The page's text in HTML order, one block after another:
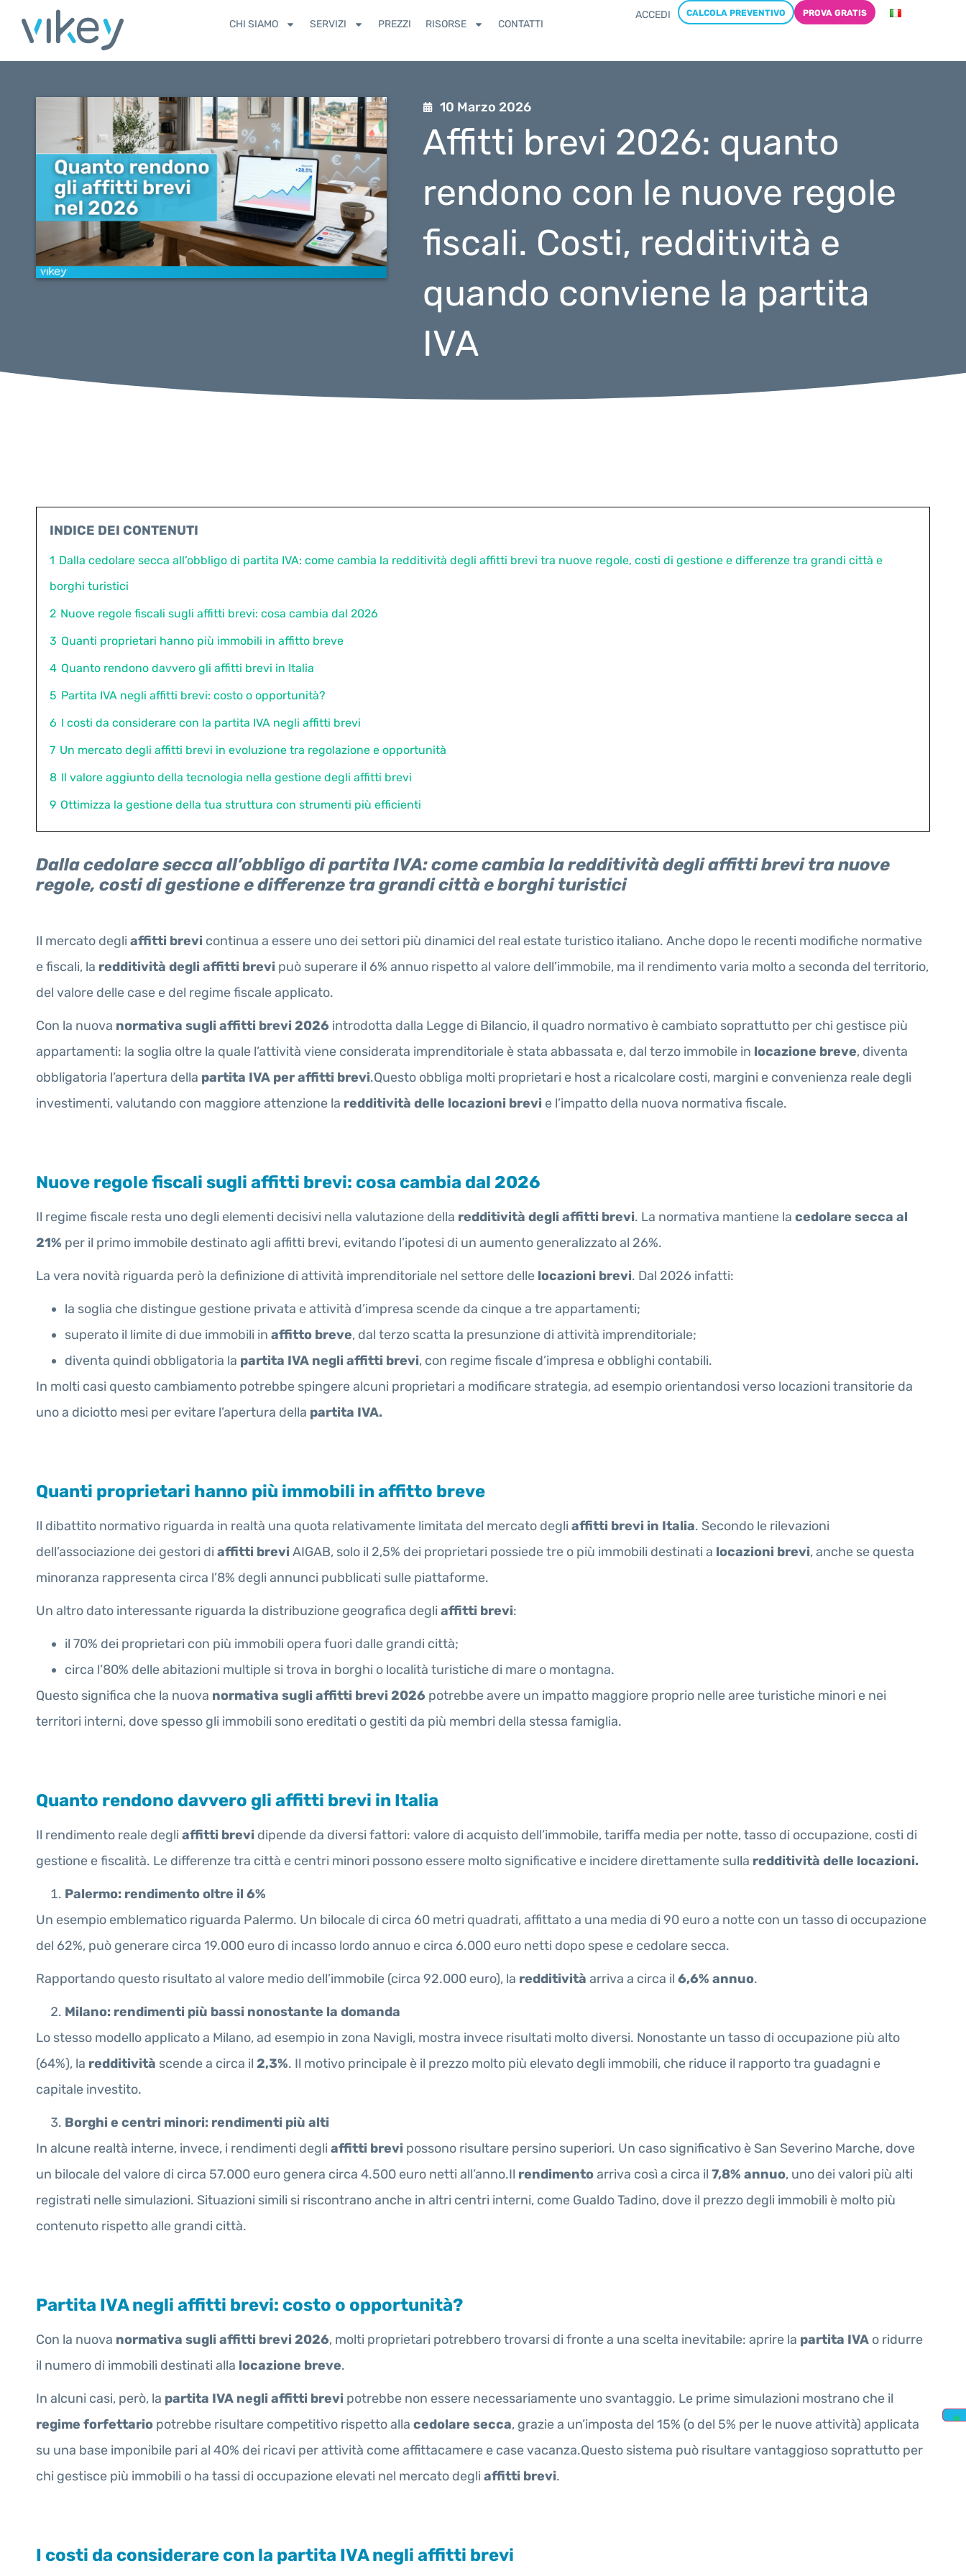
CHI SIAMO SERVIZI PREZZI RISORSE CONTATTI
ACCEDI CALCOLA PREVENTIVO PROVA GRATIS
10 Marzo 2026
Affitti brevi 2026: quanto
rendono con le nuove regole
fiscali. Costi, redditività e
quando conviene la partita
IVA
INDICE DEI CONTENUTI
1 Dalla cedolare secca all’obbligo di partita IVA: come cambia la redditività degli affitti brevi tra nuove regole, costi di gestione e differenze tra grandi città e
borghi turistici
2 Nuove regole fiscali sugli affitti brevi: cosa cambia dal 2026
3 Quanti proprietari hanno più immobili in affitto breve
4 Quanto rendono davvero gli affitti brevi in Italia
5 Partita IVA negli affitti brevi: costo o opportunità?
6 I costi da considerare con la partita IVA negli affitti brevi
7 Un mercato degli affitti brevi in evoluzione tra regolazione e opportunità
8 Il valore aggiunto della tecnologia nella gestione degli affitti brevi
9 Ottimizza la gestione della tua struttura con strumenti più efficienti
Dalla cedolare secca all’obbligo di partita IVA: come cambia la redditività degli affitti brevi tra nuove
regole, costi di gestione e differenze tra grandi città e borghi turistici
Il mercato degli affitti brevi continua a essere uno dei settori più dinamici del real estate turistico italiano. Anche dopo le recenti modifiche normative
e fiscali, la redditività degli affitti brevi può superare il 6% annuo rispetto al valore dell’immobile, ma il rendimento varia molto a seconda del territorio,
del valore delle case e del regime fiscale applicato.
Con la nuova normativa sugli affitti brevi 2026 introdotta dalla Legge di Bilancio, il quadro normativo è cambiato soprattutto per chi gestisce più
appartamenti: la soglia oltre la quale l’attività viene considerata imprenditoriale è stata abbassata e, dal terzo immobile in locazione breve, diventa
obbligatoria l’apertura della partita IVA per affitti brevi.Questo obbliga molti proprietari e host a ricalcolare costi, margini e convenienza reale degli
investimenti, valutando con maggiore attenzione la redditività delle locazioni brevi e l’impatto della nuova normativa fiscale.
Nuove regole fiscali sugli affitti brevi: cosa cambia dal 2026
Il regime fiscale resta uno degli elementi decisivi nella valutazione della redditività degli affitti brevi. La normativa mantiene la cedolare secca al
21% per il primo immobile destinato agli affitti brevi, evitando l’ipotesi di un aumento generalizzato al 26%.
La vera novità riguarda però la definizione di attività imprenditoriale nel settore delle locazioni brevi. Dal 2026 infatti:
la soglia che distingue gestione privata e attività d’impresa scende da cinque a tre appartamenti;
superato il limite di due immobili in affitto breve, dal terzo scatta la presunzione di attività imprenditoriale;
diventa quindi obbligatoria la partita IVA negli affitti brevi, con regime fiscale d’impresa e obblighi contabili.
In molti casi questo cambiamento potrebbe spingere alcuni proprietari a modificare strategia, ad esempio orientandosi verso locazioni transitorie da
uno a diciotto mesi per evitare l’apertura della partita IVA.
Quanti proprietari hanno più immobili in affitto breve
Il dibattito normativo riguarda in realtà una quota relativamente limitata del mercato degli affitti brevi in Italia. Secondo le rilevazioni
dell’associazione dei gestori di affitti brevi AIGAB, solo il 2,5% dei proprietari possiede tre o più immobili destinati a locazioni brevi, anche se questa
minoranza rappresenta circa l’8% degli annunci pubblicati sulle piattaforme.
Un altro dato interessante riguarda la distribuzione geografica degli affitti brevi:
il 70% dei proprietari con più immobili opera fuori dalle grandi città;
circa l’80% delle abitazioni multiple si trova in borghi o località turistiche di mare o montagna.
Questo significa che la nuova normativa sugli affitti brevi 2026 potrebbe avere un impatto maggiore proprio nelle aree turistiche minori e nei
territori interni, dove spesso gli immobili sono ereditati o gestiti da più membri della stessa famiglia.
Quanto rendono davvero gli affitti brevi in Italia
Il rendimento reale degli affitti brevi dipende da diversi fattori: valore di acquisto dell’immobile, tariffa media per notte, tasso di occupazione, costi di
gestione e fiscalità. Le differenze tra città e centri minori possono essere molto significative e incidere direttamente sulla redditività delle locazioni.
Palermo: rendimento oltre il 6%
Un esempio emblematico riguarda Palermo. Un bilocale di circa 60 metri quadrati, affittato a una media di 90 euro a notte con un tasso di occupazione
del 62%, può generare circa 19.000 euro di incasso lordo annuo e circa 6.000 euro netti dopo spese e cedolare secca.
Rapportando questo risultato al valore medio dell’immobile (circa 92.000 euro), la redditività arriva a circa il 6,6% annuo.
Milano: rendimenti più bassi nonostante la domanda
Lo stesso modello applicato a Milano, ad esempio in zona Navigli, mostra invece risultati molto diversi. Nonostante un tasso di occupazione più alto
(64%), la redditività scende a circa il 2,3%. Il motivo principale è il prezzo molto più elevato degli immobili, che riduce il rapporto tra guadagni e
capitale investito.
Borghi e centri minori: rendimenti più alti
In alcune realtà interne, invece, i rendimenti degli affitti brevi possono risultare persino superiori. Un caso significativo è San Severino Marche, dove
un bilocale del valore di circa 57.000 euro genera circa 4.500 euro netti all’anno.Il rendimentoarriva così a circa il 7,8% annuo, uno dei valori più alti
registrati nelle simulazioni. Situazioni simili si riscontrano anche in altri centri interni, come Gualdo Tadino, dove il prezzo degli immobili è molto più
contenuto rispetto alle grandi città.
Partita IVA negli affitti brevi: costo o opportunità?
Con la nuova normativa sugli affitti brevi 2026, molti proprietari potrebbero trovarsi di fronte a una scelta inevitabile: aprire la partita IVA o ridurre
il numero di immobili destinati alla locazione breve.
In alcuni casi, però, la partita IVA negli affitti brevi potrebbe non essere necessariamente uno svantaggio. Le prime simulazioni mostrano che il
regime forfettario potrebbe risultare competitivo rispetto alla cedolare secca, grazie a un’imposta del 15% (o del 5% per le nuove attività) applicata
su una base imponibile pari al 40% dei ricavi per attività come affittacamere e case vacanza.Questo sistema può risultare vantaggioso soprattutto per
chi gestisce più immobili o ha tassi di occupazione elevati nel mercato degli affitti brevi.
I costi da considerare con la partita IVA negli affitti brevi